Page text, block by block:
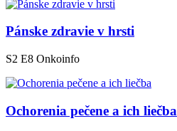
Pánske zdravie v hrsti
S2 E8 Onkoinfo
Ochorenia pečene a ich liečba